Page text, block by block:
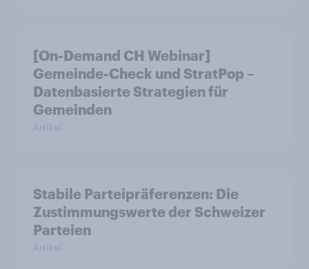
[On-Demand CH Webinar]
Gemeinde-Check und StratPop –
Datenbasierte Strategien für
Gemeinden
Artikel
Stabile Parteipräferenzen: Die
Zustimmungswerte der Schweizer
Parteien
Artikel